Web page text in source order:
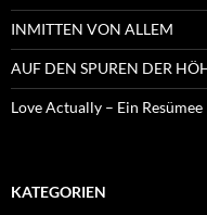
INMITTEN VON ALLEM
AUF DEN SPUREN DER
Love Actually – Ein Resümee
KATEGORIEN